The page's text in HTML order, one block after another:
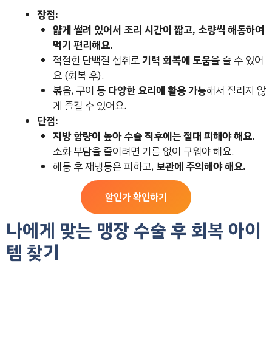
장점:
얇게 썰려 있어서 조리 시간이 짧고, 소량씩 해동하여
먹기 편리해요.
적절한 단백질 섭취로기력 회복에 도움을 줄 수 있어
요 (회복 후).
볶음, 구이 등 다양한 요리에 활용 가능해서 질리지 않
게 즐길 수 있어요.
단점:
지방 함량이 높아 수술 직후에는 절대 피해야 해요.
소화 부담을 줄이려면 기름 없이 구워야 해요.
해동 후 재냉동은 피하고, 보관에 주의해야 해요.
할인가 확인하기
나에게 맞는 맹장 수술 후 회복 아이
템 찾기